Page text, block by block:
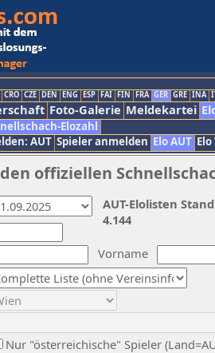
CRO CZE DEN ENG ESP FAI FIN FRA GER GRE INA
Foto-Galerie Meldekartei
Elozahl
AUT Spieler anmelden Elo AUT
offiziellen
Vorname
Nur "österreichische" Spieler
AUT-Elolisten
4.144